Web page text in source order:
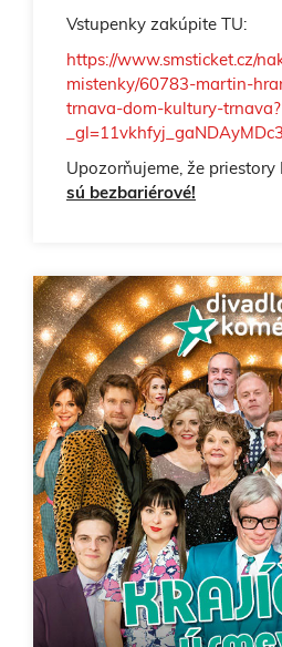
Vstupenky zakúpite TU:
https://www.smsticket.cz/
mistenky/60783-martin-
trnava-dom-kultury-trnava?
Upozorňujeme, že
sú bezbariérové!